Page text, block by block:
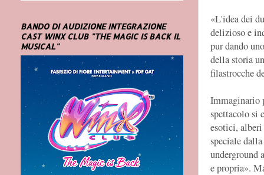
«L'idea dei
delizioso e
pur dando
della storia
filastrocche
Immaginario
spettacolo si
esotici,
speciale
underground
e propria».
BANDO DI AUDIZIONE INTEGRAZIONE
CAST WINX CLUB "THE MAGIC IS BACK IL
MUSICAL"